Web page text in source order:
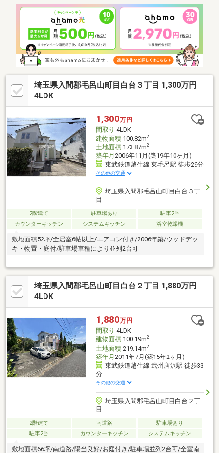
埼玉県入間郡毛呂山町目白台３丁目 1,300万円
4LDK
1,300万円
間取り 4LDK
建物面積100.82m2
土地面積173.87m2
築年月 2006年11月(築19年10ヶ月)
東武鉄道越生線 東毛呂駅 徒歩29分
その他の交通
埼玉県入間郡毛呂山町目白台３丁
目
2階建て 駐車場あり
駐車2台
カウンターキッチン
システムキッチン 浴室乾燥機
敷地面積52坪/全居室6帖以上/エアコン付き/2006年築/ウッドデッ
キ・物置・庭付/駐車場車種により並列2台可
埼玉県入間郡毛呂山町目白台２丁目 1,880万円
4LDK
1,880万円
間取り 4LDK
建物面積100.19m2
土地面積219.14m2
築年月 2011年7月(築15年2ヶ月)
東武鉄道越生線 武州唐沢駅 徒歩33
分
その他の交通
埼玉県入間郡毛呂山町目白台２丁
目
2階建て 南道路
駐車場あり
駐車2台
カウンターキッチン システムキッチン
敷地面積66坪/南道路/陽当良好/お庭付き/駐車場並列2台可/全室南